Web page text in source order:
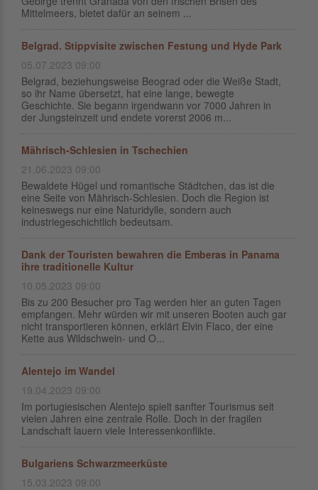
Mittelmeers, bietet dafür an seinem ...
Belgrad. Stippvisite zwischen Festung und Hyde Park
05.07.2023 09:00
Belgrad, beziehungsweise Beograd oder die Weiße Stadt,
so ihr Name übersetzt, hat eine lange, bewegte
Geschichte. Sie begann irgendwann vor 7000 Jahren in
der Jungsteinzeit und endete vorerst 2006 m...
Mährisch-Schlesien in Tschechien
21.06.2023 09:00
Bewaldete Hügel und romantische Städtchen, das ist die
eine Seite von Mährisch-Schlesien. Doch die Region ist
keineswegs nur eine Naturidylle, sondern auch
industriegeschichtlich bedeutsam.
Dank der Touristen bewahren die Emberas in Panama
ihre traditionelle Kultur
10.05.2023 09:00
Bis zu 200 Besucher pro Tag werden hier an guten Tagen
empfangen. Mehr würden wir mit unseren Booten auch gar
nicht transportieren können, erklärt Elvin Flaco, der eine
Kette aus Wildschwein- und O...
Alentejo im Wandel
19.04.2023 09:00
Im portugiesischen Alentejo spielt sanfter Tourismus seit
vielen Jahren eine zentrale Rolle. Doch in der fragilen
Landschaft lauern viele Interessenkonflikte.
Bulgariens Schwarzmeerküste
15.03.2023 09:00